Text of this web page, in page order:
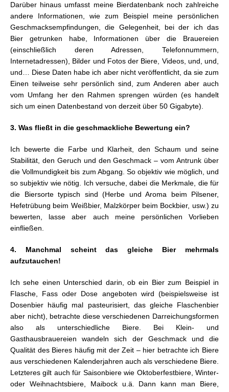
Darüber hinaus umfasst meine Bierdatenbank noch zahlreiche
andere Informationen, wie zum Beispiel meine persönlichen
Geschmacksempfindungen, die Gelegenheit, bei der ich das
Bier getrunken habe, Informationen über die Brauereien
(einschließlich deren Adressen, Telefonnummern,
Internetadressen), Bilder und Fotos der Biere, Videos, und, und,
und… Diese Daten habe ich aber nicht veröffentlicht, da sie zum
Einen teilweise sehr persönlich sind, zum Anderen aber auch
vom Umfang her den Rahmen sprengen würden (es handelt
sich um einen Datenbestand von derzeit über 50 Gigabyte).
3. Was fließt in die geschmackliche Bewertung ein?
Ich bewerte die Farbe und Klarheit, den Schaum und seine
Stabilität, den Geruch und den Geschmack – vom Antrunk über
die Vollmundigkeit bis zum Abgang. So objektiv wie möglich, und
so subjektiv wie nötig. Ich versuche, dabei die Merkmale, die für
die Biersorte typisch sind (Herbe und Aroma beim Pilsener,
Hefetrübung beim Weißbier, Malzkörper beim Bockbier, usw.) zu
bewerten, lasse aber auch meine persönlichen Vorlieben
einfließen.
4. Manchmal scheint das gleiche Bier mehrmals
aufzutauchen!
Ich sehe einen Unterschied darin, ob ein Bier zum Beispiel in
Flasche, Fass oder Dose angeboten wird (beispielsweise ist
Dosenbier häufig mal pasteurisiert, das gleiche Flaschenbier
aber nicht), betrachte diese verschiedenen Darreichungsformen
also als unterschiedliche Biere. Bei Klein- und
Gasthausbrauereien wandeln sich der Geschmack und die
Qualität des Bieres häufig mit der Zeit – hier betrachte ich Biere
aus verschiedenen Kalenderjahren auch als verschiedene Biere.
Letzteres gilt auch für Saisonbiere wie Oktoberfestbiere, Winter-
oder Weihnachtsbiere, Maibock u.ä. Dann kann man Biere,